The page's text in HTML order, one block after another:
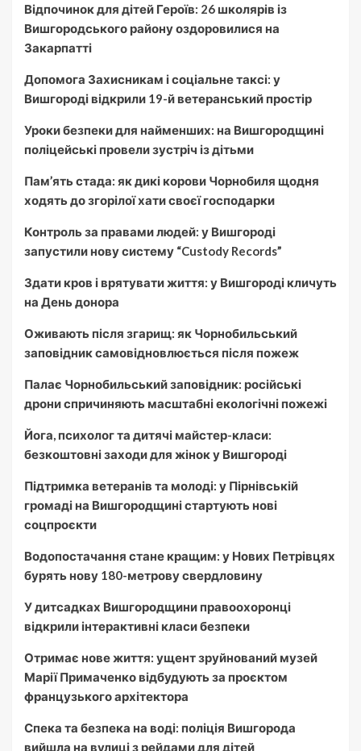
Відпочинок для дітей Героїв: 26 школярів із
Вишгородського району оздоровилися на
Закарпатті
Допомога Захисникам і соціальне таксі: у
Вишгороді відкрили 19-й ветеранський простір
Уроки безпеки для найменших: на Вишгородщині
поліцейські провели зустріч із дітьми
Пам’ять стада: як дикі корови Чорнобиля щодня
ходять до згорілої хати своєї господарки
Контроль за правами людей: у Вишгороді
запустили нову систему “Custody Records”
Здати кров і врятувати життя: у Вишгороді кличуть
на День донора
Оживають після згарищ: як Чорнобильський
заповідник самовідновлюється після пожеж
Палає Чорнобильський заповідник: російські
дрони спричиняють масштабні екологічні пожежі
Йога, психолог та дитячі майстер-класи:
безкоштовні заходи для жінок у Вишгороді
Підтримка ветеранів та молоді: у Пірнівській
громаді на Вишгородщині стартують нові
соцпроєкти
Водопостачання стане кращим: у Нових Петрівцях
бурять нову 180-метрову свердловину
У дитсадках Вишгородщини правоохоронці
відкрили інтерактивні класи безпеки
Отримає нове життя: ущент зруйнований музей
Марії Примаченко відбудують за проєктом
французького архітектора
Спека та безпека на воді: поліція Вишгорода
вийшла на вулиці з рейдами для дітей